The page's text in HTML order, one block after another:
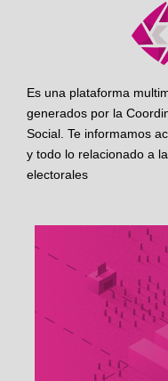
Es una plataforma
generados por la
Social. Te informamos
y todo lo relacionado a
electorales